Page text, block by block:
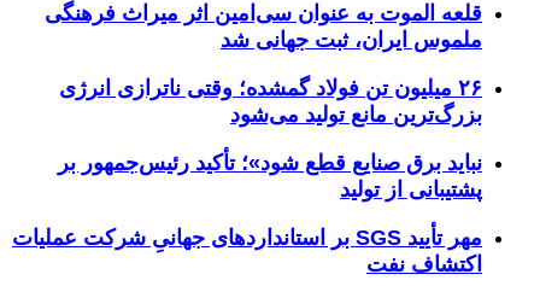
قلعه الموت به عنوان سی‌امین اثر میراث‌ فرهنگی
ملموس ایران، ثبت جهانی شد
۲۶ میلیون تن فولاد گمشده؛ وقتی ناترازی انرژی
بزرگ‌ترین مانع تولید می‌شود
نباید برق صنایع قطع شود»؛ تأکید رئیس‌جمهور بر
پشتیبانی از تولید
مهر تأیید SGS بر استانداردهای جهانیِ شرکت عملیات
اکتشاف نفت